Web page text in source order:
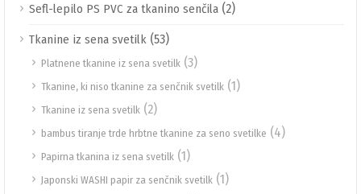
Sefl-lepilo PS PVC za tkanino senčila (2)
Tkanine iz sena svetilk (53)
Platnene tkanine iz sena svetilk (3)
Tkanine, ki niso tkanine za senčnik svetilk (1)
Tkanine iz sena svetilk (2)
bambus tiranje trde hrbtne tkanine za seno svetilke (4)
Papirna tkanina iz sena svetilk (1)
Japonski WASHI papir za senčnik svetilk (1)